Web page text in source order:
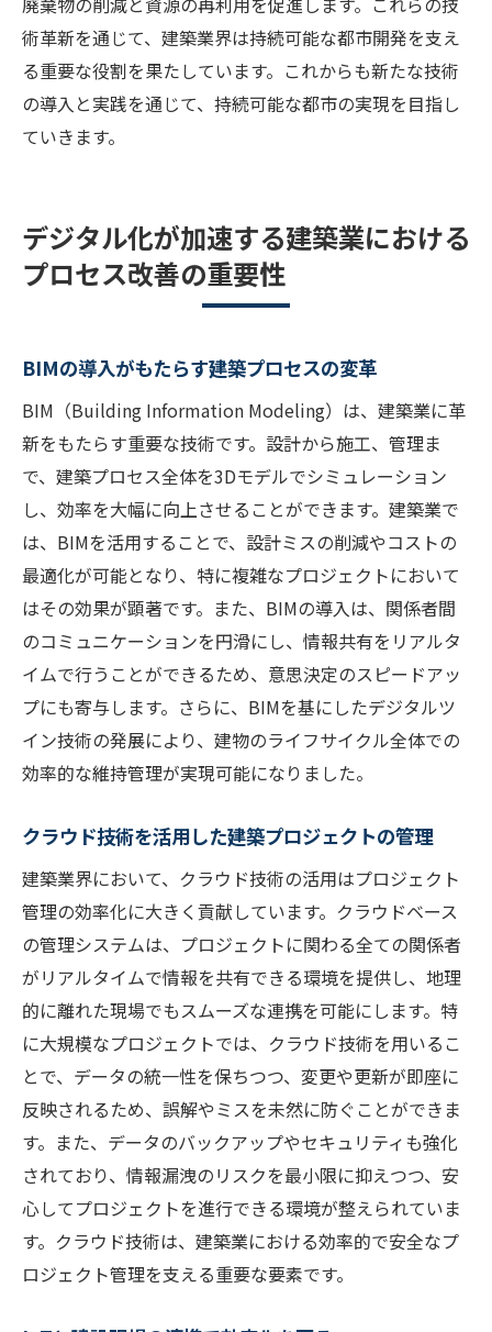
術革新を通じて、建築業界は持続可能な都市開発を支え
る重要な役割を果たしています。これからも新たな技術
の導入と実践を通じて、持続可能な都市の実現を目指し
ていきます。
デジタル化が加速する建築業における
プロセス改善の重要性
BIMの導入がもたらす建築プロセスの変革
BIM（Building Information Modeling）は、建築業に革
新をもたらす重要な技術です。設計から施工、管理ま
で、建築プロセス全体を3Dモデルでシミュレーション
し、効率を大幅に向上させることができます。建築業で
は、BIMを活用することで、設計ミスの削減やコストの
最適化が可能となり、特に複雑なプロジェクトにおいて
はその効果が顕著です。また、BIMの導入は、関係者間
のコミュニケーションを円滑にし、情報共有をリアルタ
イムで行うことができるため、意思決定のスピードアッ
プにも寄与します。さらに、BIMを基にしたデジタルツ
イン技術の発展により、建物のライフサイクル全体での
効率的な維持管理が実現可能になりました。
クラウド技術を活用した建築プロジェクトの管理
建築業界において、クラウド技術の活用はプロジェクト
管理の効率化に大きく貢献しています。クラウドベース
の管理システムは、プロジェクトに関わる全ての関係者
がリアルタイムで情報を共有できる環境を提供し、地理
的に離れた現場でもスムーズな連携を可能にします。特
に大規模なプロジェクトでは、クラウド技術を用いるこ
とで、データの統一性を保ちつつ、変更や更新が即座に
反映されるため、誤解やミスを未然に防ぐことができま
す。また、データのバックアップやセキュリティも強化
されており、情報漏洩のリスクを最小限に抑えつつ、安
心してプロジェクトを進行できる環境が整えられていま
す。クラウド技術は、建築業における効率的で安全なプ
ロジェクト管理を支える重要な要素です。